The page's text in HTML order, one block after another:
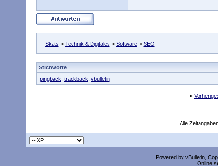
Skats > Technik & Digitales > Software > SEO
Stichworte
pingback trackback vbulletin
«
Alle
Powered by vBulletin,
Online